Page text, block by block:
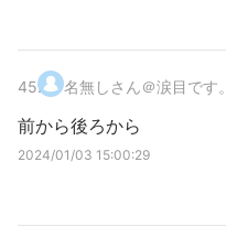
45. 名無しさん＠涙目です。
前から後ろから
2024/01/03 15:00:29